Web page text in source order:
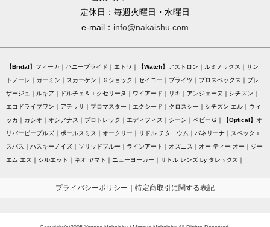
定休日：毎週火曜日・水曜日
e-mail： info@nakaishu.com
Bridal フィーカ ハニーブライド エトワ Watch アストロン ルミノックス
サン
トノーレ
ガーミン スカーゲン Ｇショック セイコー ブライツ プロスペックス
プレ
ザージュ
ルキア ドルチェ＆エクセリーヌ ワイアード リキ アンジェーヌ
シチズン
エコドライブワン
アテッサ プロマスター エクシード クロスシー シチズン エル
ウィ
ッカ
カシオ オシアナス プロトレック エディフィス シーン ベビーＧ Optical
オ
リバーピープルズ
ポールスミス オークリー リドル チタニウム バネリーナ
スペックエ
スパス
ハスキーノイズ ソリッドブルー ラインアート オズニス オー ティー オー
ジー
エム エス
シルエット キオ ヤマト ニューヨーカー リドル レンズ by タレックス
プライバシーポリシー 特定商取引に関する表記